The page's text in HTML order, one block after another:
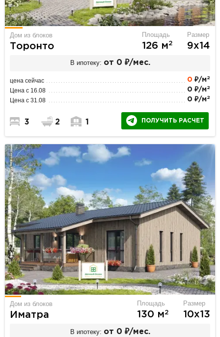
Дом из блоков
Торонто
Площадь
126 м2
Размер
9х14
В ипотеку: от 0 ₽/мес.
цена сейчас 0 ₽/м 2
Цена с 16.08 0 ₽/м 2
Цена с 31.08 0 ₽/м 2
3 2 1 ПОЛУЧИТЬ РАСЧЕТ
Дом из блоков
Иматра
Площадь
130 м2
Размер
10х13
В ипотеку: от 0 ₽/мес.